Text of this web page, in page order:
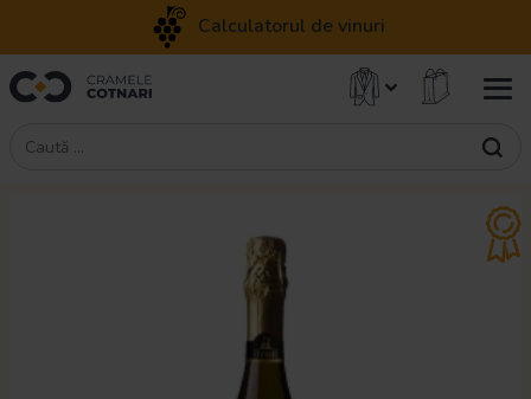
Calculatorul de vinuri